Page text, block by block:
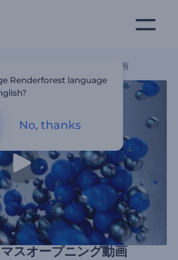
ムのクリスマスオープニング動画
スオープニング動画
Renderforest language
No, thanks